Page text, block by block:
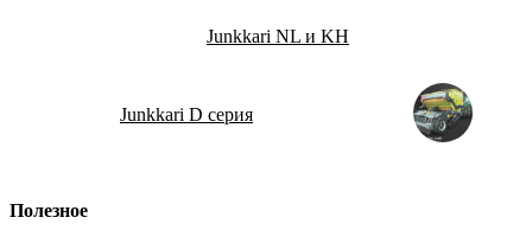
Junkkari NL и KH
Junkkari D серия
Полезное